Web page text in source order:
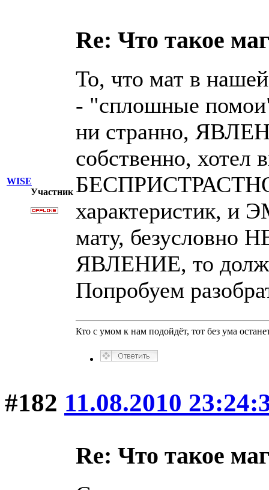
WISE
Участник
Re: Что такое
То, что мат в
- "сплошные
ни странно,
собственно, хотел
характеристик,
мату, безусловно
ЯВЛЕНИЕ, то
Попробуем
Кто с умом к нам подойдёт, тот без ума
#182 11.08.2010
Re: Что такое